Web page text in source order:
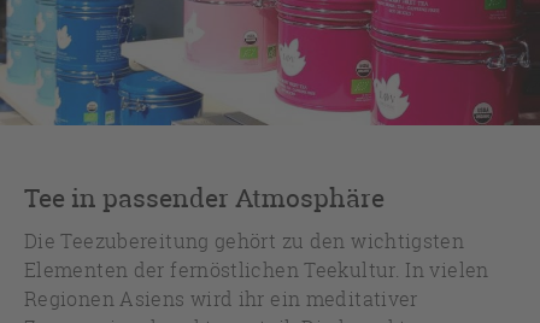
Tee in passender Atmosphäre
Die Teezubereitung gehört zu den wichtigsten
Elementen der fernöstlichen Teekultur. In vielen
Regionen Asiens wird ihr ein meditativer